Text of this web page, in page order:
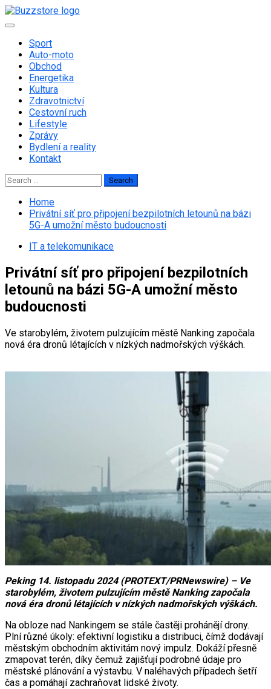
Skip
to
Primary
Sport
Auto-moto
Obchod
Energetika
Kultura
Zdravotnictví
Cestovní ruch
Lifestyle
Zprávy
Bydlení a reality
Kontakt
Search
for:
Home
Privátní síť pro připojení bezpilotních letounů na bázi
5G-A umožní město budoucnosti
IT a telekomunikace
Privátní síť pro připojení bezpilotních
letounů na bázi 5G-A umožní město
budoucnosti
Ve starobylém, životem pulzujícím městě Nanking započala
nová éra dronů létajících v nízkých nadmořských výškách.
Peking 14. listopadu 2024 (PROTEXT/PRNewswire) – Ve
starobylém, životem pulzujícím městě Nanking započala
nová éra dronů létajících v nízkých nadmořských výškách.
Na obloze nad Nankingem se stále častěji prohánějí drony.
Plní různé úkoly: efektivní logistiku a distribuci, čímž dodávají
městským obchodním aktivitám nový impulz. Dokáží přesně
zmapovat terén, díky čemuž zajišťují podrobné údaje pro
městské plánování a výstavbu. V naléhavých případech šetří
čas a pomáhají zachraňovat lidské životy.